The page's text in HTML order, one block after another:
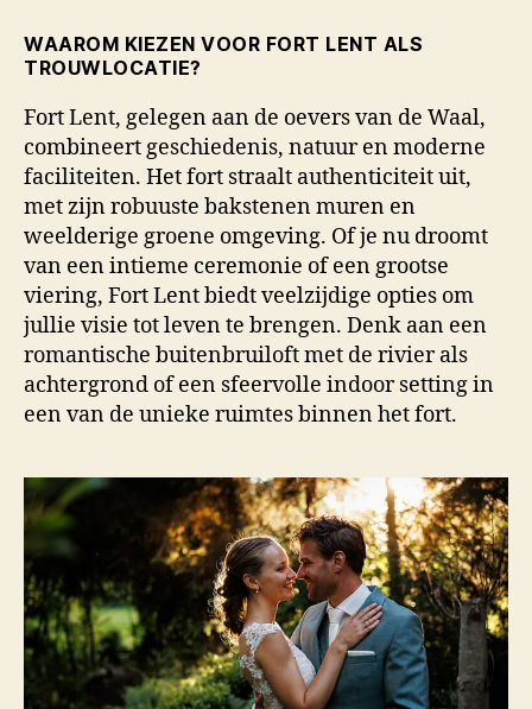
WAAROM KIEZEN VOOR FORT LENT ALS
TROUWLOCATIE?
Fort Lent, gelegen aan de oevers van de Waal,
combineert geschiedenis, natuur en moderne
faciliteiten. Het fort straalt authenticiteit uit,
met zijn robuuste bakstenen muren en
weelderige groene omgeving. Of je nu droomt
van een intieme ceremonie of een grootse
viering, Fort Lent biedt veelzijdige opties om
jullie visie tot leven te brengen. Denk aan een
romantische buitenbruiloft met de rivier als
achtergrond of een sfeervolle indoor setting in
een van de unieke ruimtes binnen het fort.